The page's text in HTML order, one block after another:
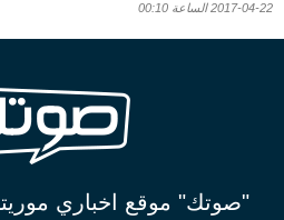
2017-04-22 الساعة 00:10
"صوتك" موقع اخباري